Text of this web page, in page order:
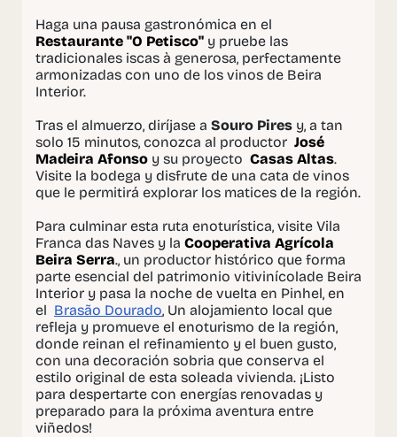
Haga una pausa gastronómica en el
Restaurante "O Petisco" y pruebe las
tradicionales iscas à generosa, perfectamente
armonizadas con uno de los vinos de Beira
Interior.
Tras el almuerzo, diríjase a Souro Pires y, a tan
solo 15 minutos, conozca al productor José
Madeira Afonso y su proyecto Casas Altas.
Visite la bodega y disfrute de una cata de vinos
que le permitirá explorar los matices de la región.
Para culminar esta ruta enoturística, visite Vila
Franca das Naves y la Cooperativa Agrícola
Beira Serra., un productor histórico que forma
parte esencial del patrimonio vitivinícolade Beira
Interior y pasa la noche de vuelta en Pinhel, en
el Brasão Dourado, Un alojamiento local que
refleja y promueve el enoturismo de la región,
donde reinan el refinamiento y el buen gusto,
con una decoración sobria que conserva el
estilo original de esta soleada vivienda. ¡Listo
para despertarte con energías renovadas y
preparado para la próxima aventura entre
viñedos!